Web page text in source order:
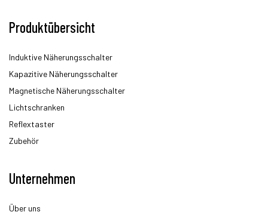
Produktübersicht
Induktive Näherungsschalter
Kapazitive Näherungsschalter
Magnetische Näherungsschalter
Lichtschranken
Reflextaster
Zubehör
Unternehmen
Über uns